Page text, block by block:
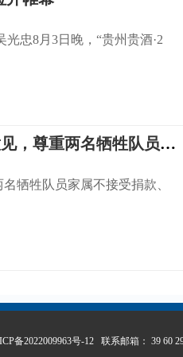
忠8月3日晚，“贵州贵酒·2
北京房山蓝天救援队：征求家属意见，尊重两名牺牲队员初心，不必捐款
牺牲队员家属不接受捐款、
备2022009963号-12 联系邮箱： 39 60